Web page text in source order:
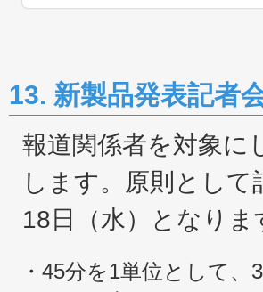
13. 新製品発表記者
報道関係者を対象に
します。原則とし
18日（水）となりま
・45分を1単位として